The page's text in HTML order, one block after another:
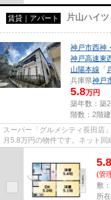
賃貸｜アパート 片山ハイツ
神戸市西神
神戸高速東
山陽本線 「
兵庫県神戸
5.8万円
築年数：築
階数：2階建
スーパー「グルメシティ長田店
月5.8万円の物件です。ネット
5.8
(管
敷
所